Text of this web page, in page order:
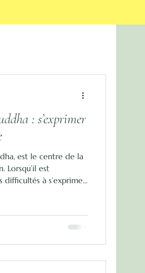
: s’exprimer
est le centre de la
Lorsqu’il est
à s’exprimer
de retrouver